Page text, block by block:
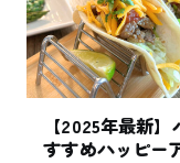
【2025年最新
すすめハッピー